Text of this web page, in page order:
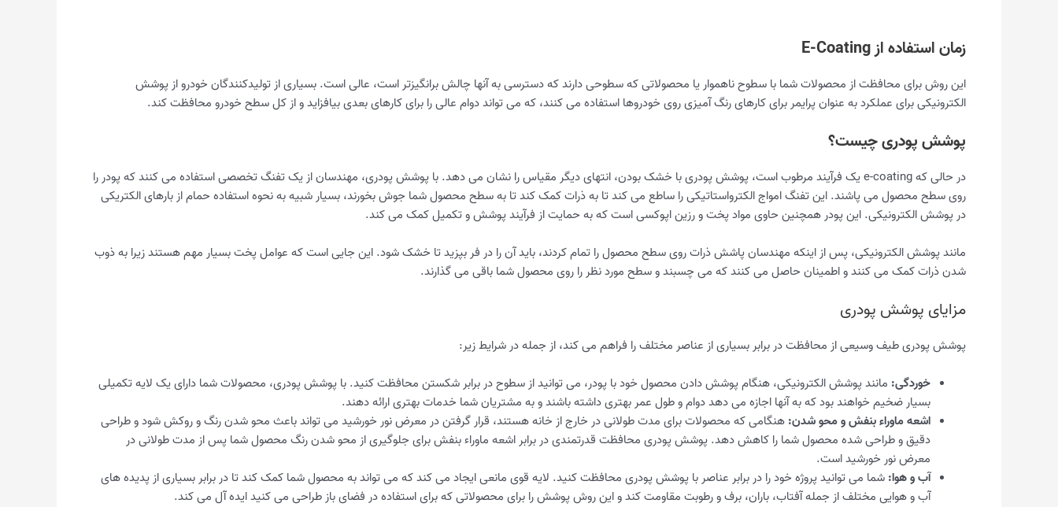
زمان استفاده از E-Coating
این روش برای محافظت از محصولات شما با سطوح ناهموار یا محصولاتی که سطوحی دارند که دسترسی به آنها چالش برانگیزتر است، عالی است. بسیاری از تولیدکنندگان خودرو از پوشش
الکترونیکی برای عملکرد به عنوان پرایمر برای کارهای رنگ آمیزی روی خودروها استفاده می کنند، که می تواند دوام عالی را برای کارهای بعدی بیافزاید و از کل سطح خودرو محافظت کند.
پوشش پودری چیست؟
در حالی که e-coating یک فرآیند مرطوب است، پوشش پودری با خشک بودن، انتهای دیگر مقیاس را نشان می دهد. با پوشش پودری، مهندسان از یک تفنگ تخصصی استفاده می کنند که پودر را
روی سطح محصول می پاشند. این تفنگ امواج الکترواستاتیکی را ساطع می کند تا به ذرات کمک کند تا به سطح محصول شما جوش بخورند، بسیار شبیه به نحوه استفاده حمام از بارهای الکتریکی
در پوشش الکترونیکی. این پودر همچنین حاوی مواد پخت و رزین اپوکسی است که به حمایت از فرآیند پوشش و تکمیل کمک می کند.
مانند پوشش الکترونیکی، پس از اینکه مهندسان پاشش ذرات روی سطح محصول را تمام کردند، باید آن را در فر بپزید تا خشک شود. این جایی است که عوامل پخت بسیار مهم هستند زیرا به ذوب
شدن ذرات کمک می کنند و اطمینان حاصل می کنند که می چسبند و سطح مورد نظر را روی محصول شما باقی می گذارند.
مزایای پوشش پودری
پوشش پودری طیف وسیعی از محافظت در برابر بسیاری از عناصر مختلف را فراهم می کند، از جمله در شرایط زیر:
خوردگی: مانند پوشش الکترونیکی، هنگام پوشش دادن محصول خود با پودر، می توانید از سطوح در برابر شکستن محافظت کنید. با پوشش پودری، محصولات شما دارای یک لایه تکمیلی
بسیار ضخیم خواهند بود که به آنها اجازه می دهد دوام و طول عمر بهتری داشته باشند و به مشتریان شما خدمات بهتری ارائه دهند.
اشعه ماوراء بنفش و محو شدن: هنگامی که محصولات برای مدت طولانی در خارج از خانه هستند، قرار گرفتن در معرض نور خورشید می تواند باعث محو شدن رنگ و روکش شود و طراحی
دقیق و طراحی شده محصول شما را کاهش دهد. پوشش پودری محافظت قدرتمندی در برابر اشعه ماوراء بنفش برای جلوگیری از محو شدن رنگ محصول شما پس از مدت طولانی در
معرض نور خورشید است.
آب و هوا: شما می توانید پروژه خود را در برابر عناصر با پوشش پودری محافظت کنید. لایه قوی مانعی ایجاد می کند که می تواند به محصول شما کمک کند تا در برابر بسیاری از پدیده های
آب و هوایی مختلف از جمله آفتاب، باران، برف و رطوبت مقاومت کند و این روش پوشش را برای محصولاتی که برای استفاده در فضای باز طراحی می کنید ایده آل می کند.